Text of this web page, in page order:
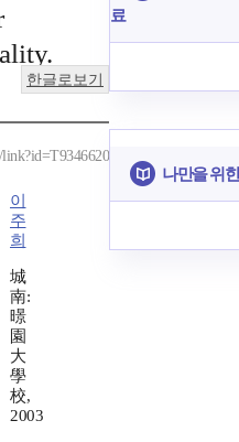
한글로보기
이
주
희
城
南:
暻
園
大
學
校,
2003
료
나만을 위